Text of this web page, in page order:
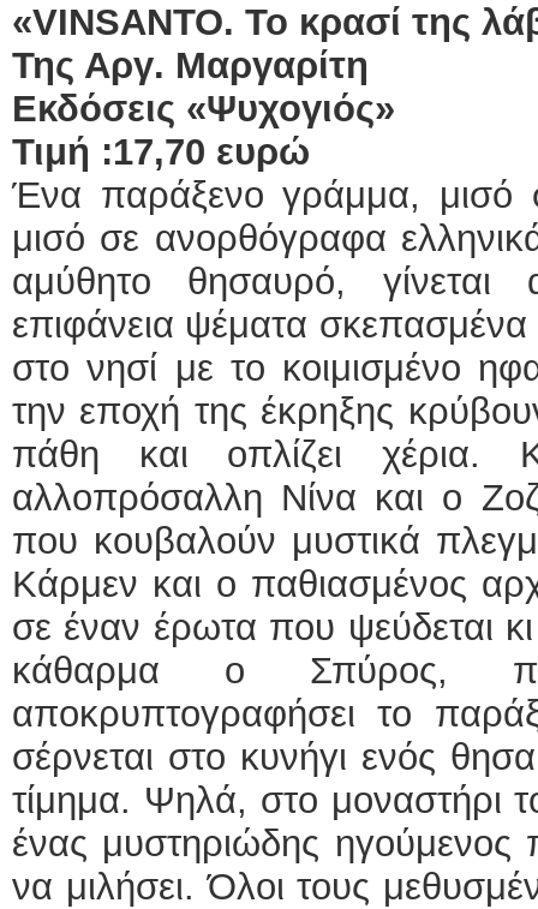
«VINSANTO. Το κρασί της
Της Αργ. Μαργαρίτη
Εκδόσεις «Ψυχογιός»
Τιμή :17,70 ευρώ
Ένα παράξενο γράμμα, μισό
μισό σε ανορθόγραφα
αμύθητο θησαυρό,
επιφάνεια ψέματα
στο νησί με το κοιμισμένο
την εποχή της έκρηξης
πάθη και οπλίζει χέρια.
αλλοπρόσαλλη Νίνα και ο
που κουβαλούν μυστικά
Κάρμεν και ο παθιασμένος
σε έναν έρωτα που ψεύδεται κι
κάθαρμα ο Σπύρος,
αποκρυπτογραφήσει το
σέρνεται στο κυνήγι ενός
τίμημα. Ψηλά, στο μοναστήρι
ένας μυστηριώδης ηγούμενος
να μιλήσει. Όλοι τους